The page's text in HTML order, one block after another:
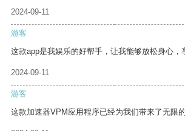
2024-09-11
游客
这款app是我娱乐的好帮手，让我能够放松身心，
2024-09-11
游客
这款加速器VPM应用程序已经为我们带来了无限的